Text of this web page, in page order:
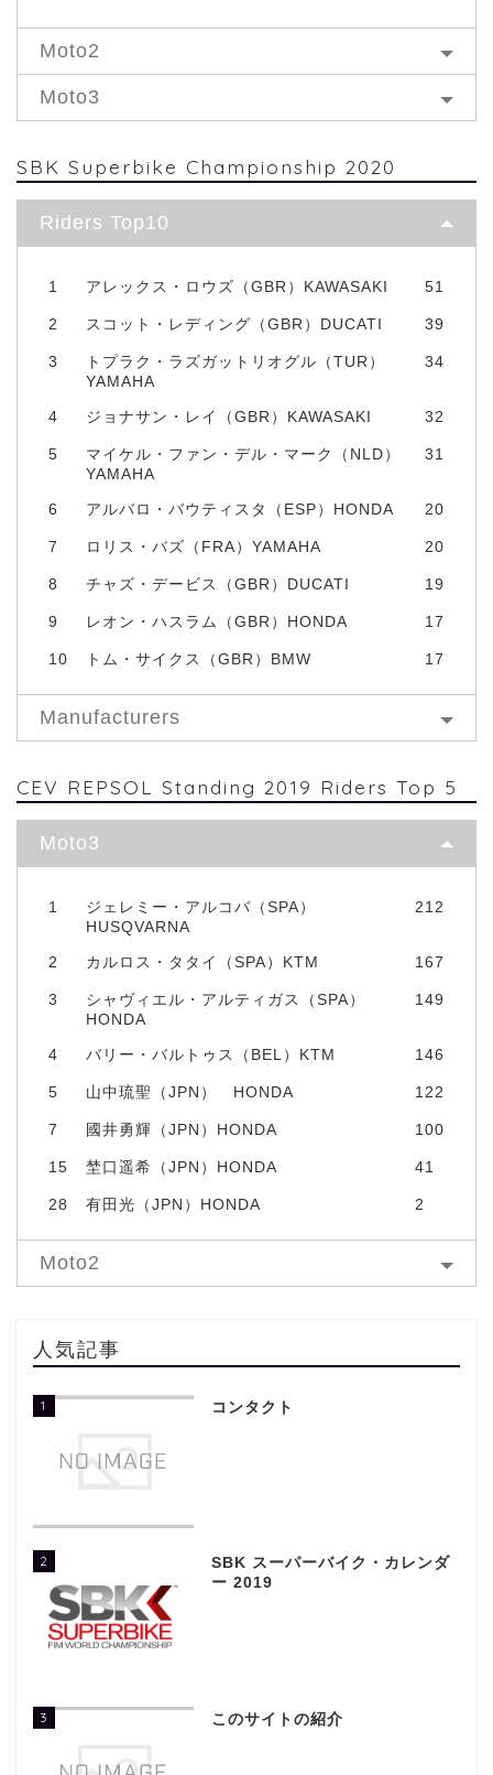
Moto2
Moto3
SBK Superbike Championship 2020
Riders Top10
1 アレックス・ロウズ（GBR）KAWASAKI 51
2 スコット・レディング（GBR）DUCATI 39
3
トプラク・ラズガットリオグル（TUR）
YAMAHA
34
4 ジョナサン・レイ（GBR）KAWASAKI 32
5
マイケル・ファン・デル・マーク（NLD）
YAMAHA
31
6 アルバロ・バウティスタ（ESP）HONDA 20
7 ロリス・バズ（FRA）YAMAHA 20
8 チャズ・デービス（GBR）DUCATI 19
9 レオン・ハスラム（GBR）HONDA 17
10 トム・サイクス（GBR）BMW 17
Manufacturers
CEV REPSOL Standing 2019 Riders Top 5
Moto3
1
ジェレミー・アルコバ（SPA）
HUSQVARNA
212
2 カルロス・タタイ（SPA）KTM 167
3
シャヴィエル・アルティガス（SPA）
HONDA
149
4 バリー・バルトゥス（BEL）KTM 146
5 山中琉聖（JPN） HONDA 122
7 國井勇輝（JPN）HONDA 100
15 埜口遥希（JPN）HONDA 41
28 有田光（JPN）HONDA 2
Moto2
人気記事
1 コンタクト
2
SBK スーパーバイク・カレンダ
ー 2019
3 このサイトの紹介